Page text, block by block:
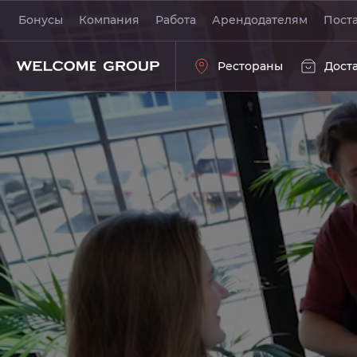
Бонусы Компания Работа Арендодателям
Рестораны